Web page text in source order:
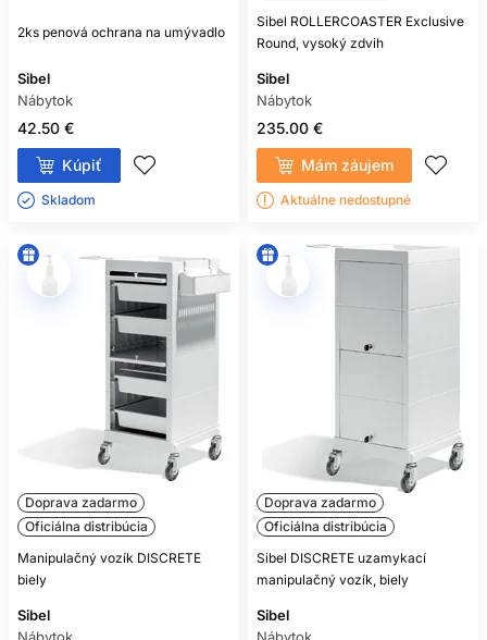
2ks penová ochrana na umývadlo
Sibel
Nábytok
42.50 €
Kúpiť
Skladom ㅤ
Sibel ROLLERCOASTER Exclusive
Round, vysoký zdvih
Sibel
Nábytok
235.00 €
Mám záujem
Aktuálne nedostupné
Doprava zadarmo
Oficiálna distribúcia
Manipulačný vozík DISCRETE
biely
Sibel
Doprava zadarmo
Oficiálna distribúcia
Sibel DISCRETE uzamykací
manipulačný vozík, biely
Sibel